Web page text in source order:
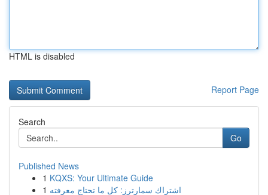
HTML is disabled
Report Page
Search
Go
Published News
1 KQXS: Your Ultimate Guide
1 اشتراك سمارترز: كل ما تحتاج معرفته